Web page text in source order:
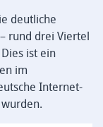
deutliche
rund drei Viertel
ist ein
im
Internet-